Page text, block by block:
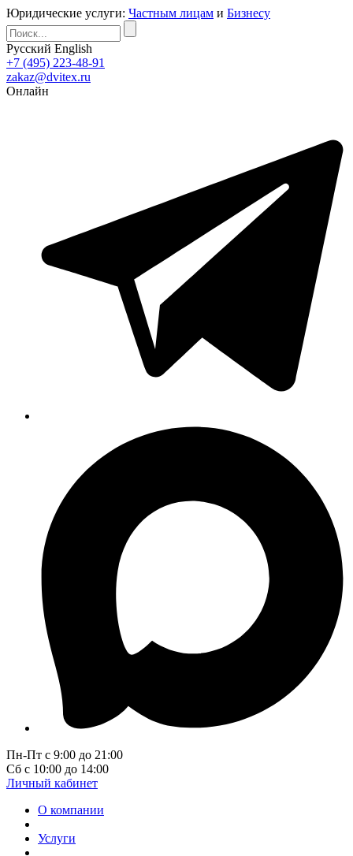
Юридические услуги: Частным лицам и Бизнесу
Русский English
+7 (495) 223-48-91
zakaz@dvitex.ru
Онлайн
Пн-Пт с 9:00 до 21:00
Сб с 10:00 до 14:00
Личный кабинет
О компании
Услуги